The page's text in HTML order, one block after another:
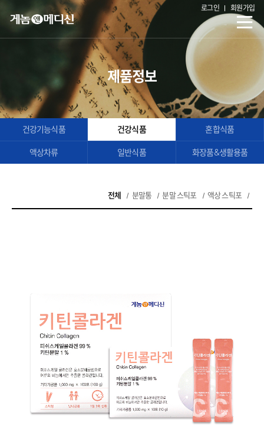
로그인 회원가입
제품정보
건강기능식품 건강식품 혼합식품
액상차류 일반식품 화장품&생활용품
전체 분말통 분말 스틱포 액상 스틱포